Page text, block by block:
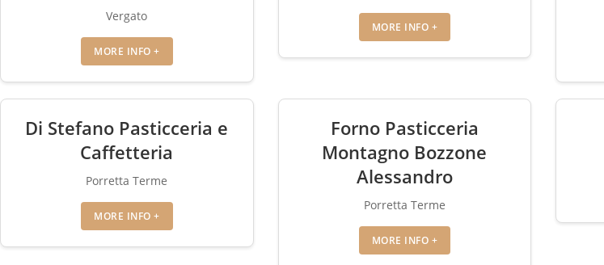
Vergato
MORE INFO +
MORE INFO +
Di Stefano Pasticceria e
Caffetteria
Porretta Terme
MORE INFO +
Forno Pasticceria
Montagno Bozzone
Alessandro
Porretta Terme
MORE INFO +